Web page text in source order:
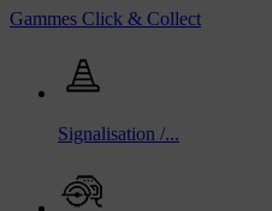
Gammes Click & Collect
Signalisation /...